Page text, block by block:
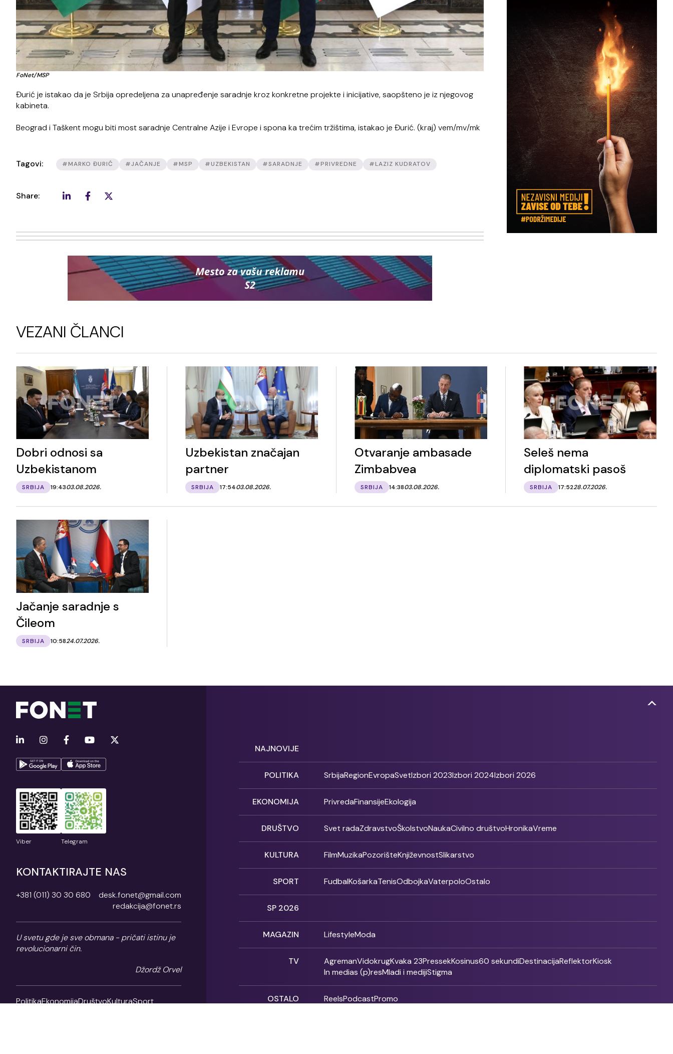
FoNet/MSP
Đurić je istakao da je Srbija opredeljena za unapređenje saradnje kroz konkretne projekte i inicijative, saopšteno je iz njegovog
kabineta.
Beograd i Taškent mogu biti most saradnje Centralne Azije i Evrope i spona ka trećim tržištima, istakao je Đurić. (kraj) vem/mv/mk
Tagovi: #MARKO ĐURIĆ #JAČANJE #MSP #UZBEKISTAN #SARADNJE #PRIVREDNE #LAZIZ KUDRATOV
Share:
VEZANI ČLANCI
Dobri odnosi sa
Uzbekistanom
SRBIJA 19:4303.08.2026.
Uzbekistan značajan
partner
SRBIJA 17:5403.08.2026.
Otvaranje ambasade
Zimbabvea
SRBIJA 14:3803.08.2026.
Seleš nema
diplomatski pasoš
SRBIJA 17:5228.07.2026.
Jačanje saradnje s
Čileom
SRBIJA 10:5824.07.2026.
Viber Telegram
KONTAKTIRAJTE NAS
+381 (011) 30 30 680
desk.fonet@gmail.com
redakcija@fonet.rs
U svetu gde je sve obmana - pričati istinu je
revolucionarni čin.
Džordž Orvel
PolitikaEkonomijaDruštvoKulturaSport
NAJNOVIJE
POLITIKA SrbijaRegionEvropaSvetIzbori 2023Izbori 2024Izbori 2026
EKONOMIJA PrivredaFinansijeEkologija
DRUŠTVO Svet radaZdravstvoŠkolstvoNaukaCivilno društvoHronikaVreme
KULTURA FilmMuzikaPozorišteKnjiževnostSlikarstvo
SPORT FudbalKošarkaTenisOdbojkaVaterpoloOstalo
SP 2026
MAGAZIN LifestyleModa
TV AgremanVidokrugKvaka 23PressekKosinus60 sekundiDestinacijaReflektorKiosk
In medias (p)resMladi i medijiStigma
OSTALO ReelsPodcastPromo